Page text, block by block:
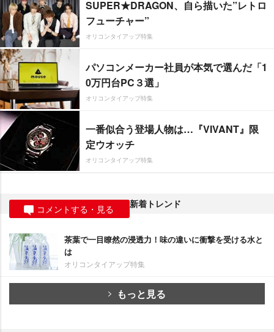
SUPER★DRAGON、自ら描いた”レトロ
フューチャー”
オリコンタイアップ特集
パソコンメーカー社員が本気で選んだ「1
0万円台PC３選」
オリコンタイアップ特集
一番似合う登場人物は…『VIVANT』限
定ウオッチ
オリコンタイアップ特集
コメントする・見る 新着トレンド
茶葉で一目瞭然の浸透力！味の違いに衝撃を受ける水と
は
オリコンタイアップ特集
もっと見る